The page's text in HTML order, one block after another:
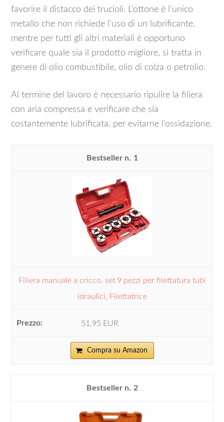
favorire il distacco dei trucioli. L’ottone è l’unico
metallo che non richiede l’uso di un lubrificante,
mentre per tutti gli altri materiali è opportuno
verificare quale sia il prodotto migliore, si tratta in
genere di olio combustibile, olio di colza o petrolio.
Al termine del lavoro è necessario ripulire la filiera
con aria compressa e verificare che sia
costantemente lubrificata, per evitarne l’ossidazione.
1
Filiera manuale a cricco, set 9 pezzi per filettatura tubi
idraulici, Filettatrice
51,95 EUR
Compra su Amazon
2